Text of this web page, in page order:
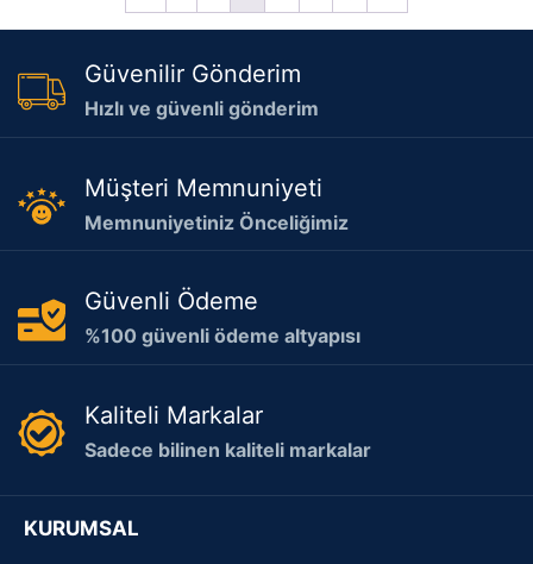
Güvenilir Gönderim
Hızlı ve güvenli gönderim
Müşteri Memnuniyeti
Memnuniyetiniz Önceliğimiz
Güvenli Ödeme
%100 güvenli ödeme altyapısı
Kaliteli Markalar
Sadece bilinen kaliteli markalar
KURUMSAL